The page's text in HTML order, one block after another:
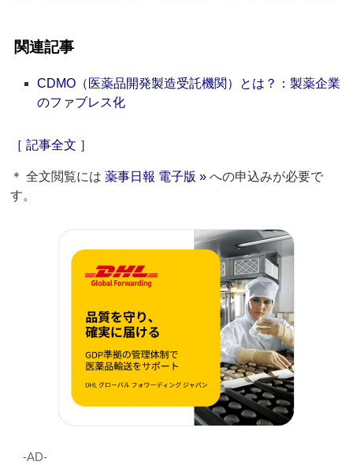
関連記事
CDMO（医薬品開発製造受託機関）とは？：製薬企業
のファブレス化
［ 記事全文 ］
＊ 全文閲覧には薬事日報 電子版 » への申込みが必要で
す。
‐AD‐